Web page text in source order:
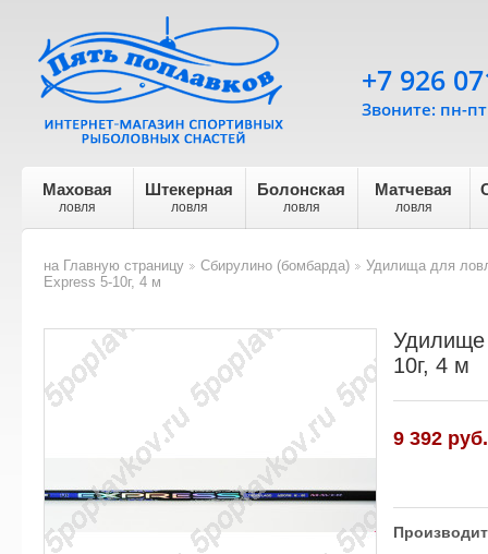
Маховая
ловля
Штекерная
ловля
Болонская
ловля
Матчевая
ловля
+7 926
Звоните: пн-
на Главную страницу
Сбирулино (бомбарда)
Удилища для
Express 5-10г, 4 м
Удилище
10г, 4 м
9 392 руб.